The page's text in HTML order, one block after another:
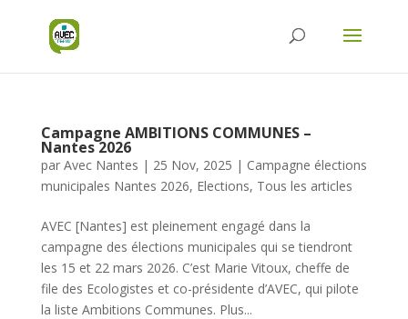
Campagne AMBITIONS COMMUNES –
Nantes 2026
par Avec Nantes | 25 Nov, 2025 | Campagne élections
municipales Nantes 2026, Elections, Tous les articles
AVEC [Nantes] est pleinement engagé dans la
campagne des élections municipales qui se tiendront
les 15 et 22 mars 2026. C’est Marie Vitoux, cheffe de
file des Ecologistes et co-présidente d’AVEC, qui pilote
la liste Ambitions Communes. Plus...